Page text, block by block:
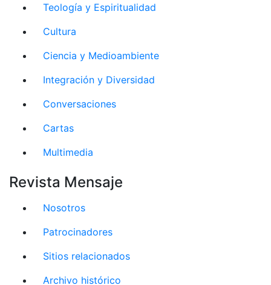
Teología y Espiritualidad
Cultura
Ciencia y Medioambiente
Integración y Diversidad
Conversaciones
Cartas
Multimedia
Revista Mensaje
Nosotros
Patrocinadores
Sitios relacionados
Archivo histórico